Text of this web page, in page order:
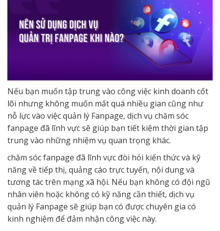
Nếu bạn muốn tập trung vào công việc kinh doanh cốt
lõi nhưng không muốn mất quá nhiều gian cũng như
nỗ lực vào việc quản lý Fanpage, dịch vụ chăm sóc
fanpage đã lĩnh vực sẽ giúp bạn tiết kiệm thời gian tập
trung vào những nhiệm vụ quan trọng khác.
chăm sóc fanpage đã lĩnh vực đòi hỏi kiến thức và kỹ
năng về tiếp thị, quảng cáo trực tuyến, nội dung và
tương tác trên mạng xã hội. Nếu bạn không có đội ngũ
nhân viên hoặc không có kỹ năng cần thiết, dịch vụ
quản lý Fanpage sẽ giúp bạn có được chuyên gia có
kinh nghiệm để đảm nhận công việc này.